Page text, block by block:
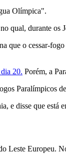
Olímpica".
qual, durante os
que o cessar-
20. Porém, a
Paralímpicos
disse que está
Europeu.